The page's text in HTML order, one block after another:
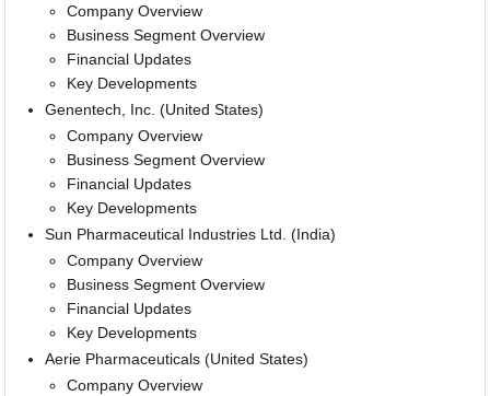
Company Overview
Business Segment Overview
Financial Updates
Key Developments
Genentech, Inc. (United States)
Company Overview
Business Segment Overview
Financial Updates
Key Developments
Sun Pharmaceutical Industries Ltd. (India)
Company Overview
Business Segment Overview
Financial Updates
Key Developments
Aerie Pharmaceuticals (United States)
Company Overview